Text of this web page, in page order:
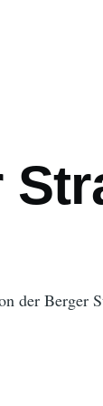
der Berger